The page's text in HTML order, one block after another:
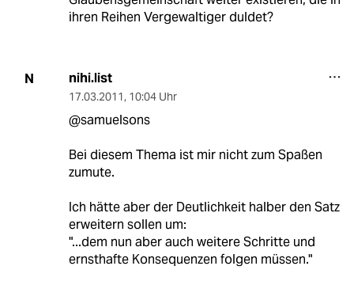
ihren Reihen Vergewaltiger duldet?
N nihi.list
17.03.2011, 10:04 Uhr
@samuelsons
Bei diesem Thema ist mir nicht zum Spaßen
zumute.
Ich hätte aber der Deutlichkeit halber den Satz
erweitern sollen um:
"...dem nun aber auch weitere Schritte und
ernsthafte Konsequenzen folgen müssen."